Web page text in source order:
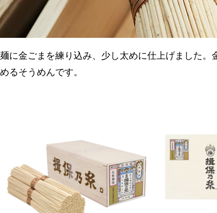
麺に金ごまを練り込み、少し太めに仕上げました
めるそうめんです。